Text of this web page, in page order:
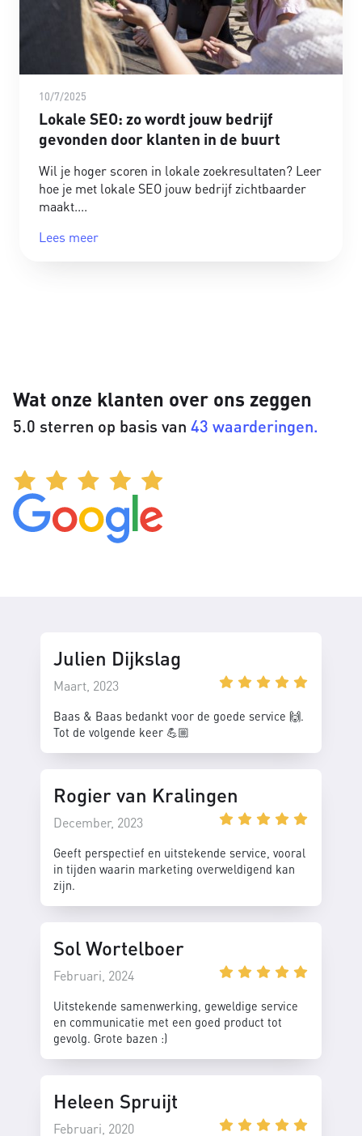
10/7/2025
Lokale SEO: zo wordt jouw bedrijf
gevonden door klanten in de buurt
Wil je hoger scoren in lokale zoekresultaten? Leer
hoe je met lokale SEO jouw bedrijf zichtbaarder
maakt.
Lees meer
Wat onze klanten over ons zeggen
5.0 sterren op basis van 43 waarderingen.
Julien Dijkslag
Maart, 2023
Baas & Baas bedankt voor de goede service 🙌.
Tot de volgende keer 💪🏼
Rogier van Kralingen
December, 2023
Geeft perspectief en uitstekende service, vooral
in tijden waarin marketing overweldigend kan
zijn.
Sol Wortelboer
Februari, 2024
Uitstekende samenwerking, geweldige service
en communicatie met een goed product tot
gevolg. Grote bazen :)
Heleen Spruijt
Februari, 2020